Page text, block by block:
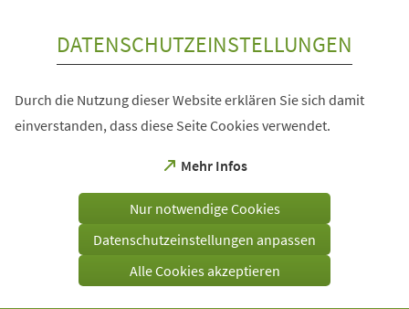
DATENSCHUTZEINSTELLUNGEN
Durch die Nutzung dieser Website erklären Sie sich damit
einverstanden, dass diese Seite Cookies verwendet.
Mehr Infos
(Öffnet
einem
Tab)
Nur notwendige Cookies
Datenschutzeinstellungen anpassen
Alle Cookies akzeptieren